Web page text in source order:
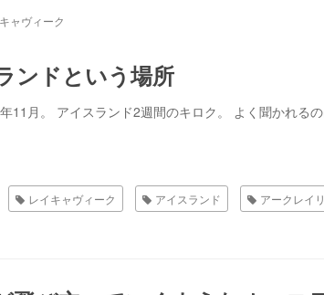
ャヴィーク
ンドという場所
11月。 アイスランド2週間のキロク。 よく聞かれる
レイキャヴィーク アイスランド アークレイリ